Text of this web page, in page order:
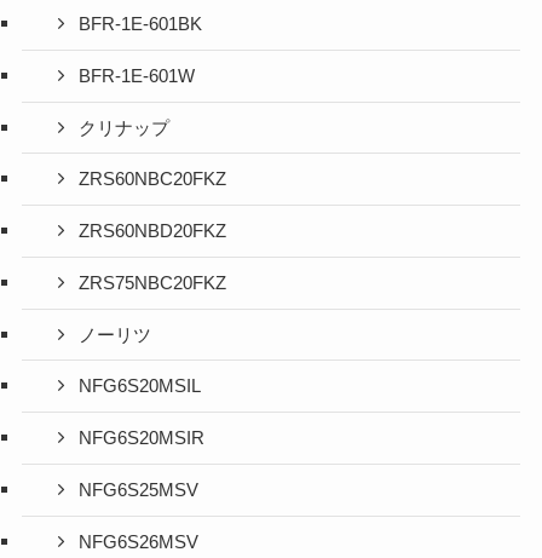
BFR-1E-601BK
BFR-1E-601W
クリナップ
ZRS60NBC20FKZ
ZRS60NBD20FKZ
ZRS75NBC20FKZ
ノーリツ
NFG6S20MSIL
NFG6S20MSIR
NFG6S25MSV
NFG6S26MSV